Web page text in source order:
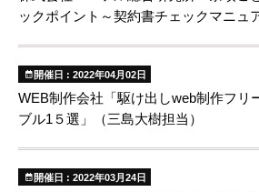
ックポイント～契約書チェックマニュ
開催日 : 2022年04月02日
WEB制作会社「駆け出しweb制作フリ
ブル1５選」（三島大樹担当）
開催日 : 2022年03月24日